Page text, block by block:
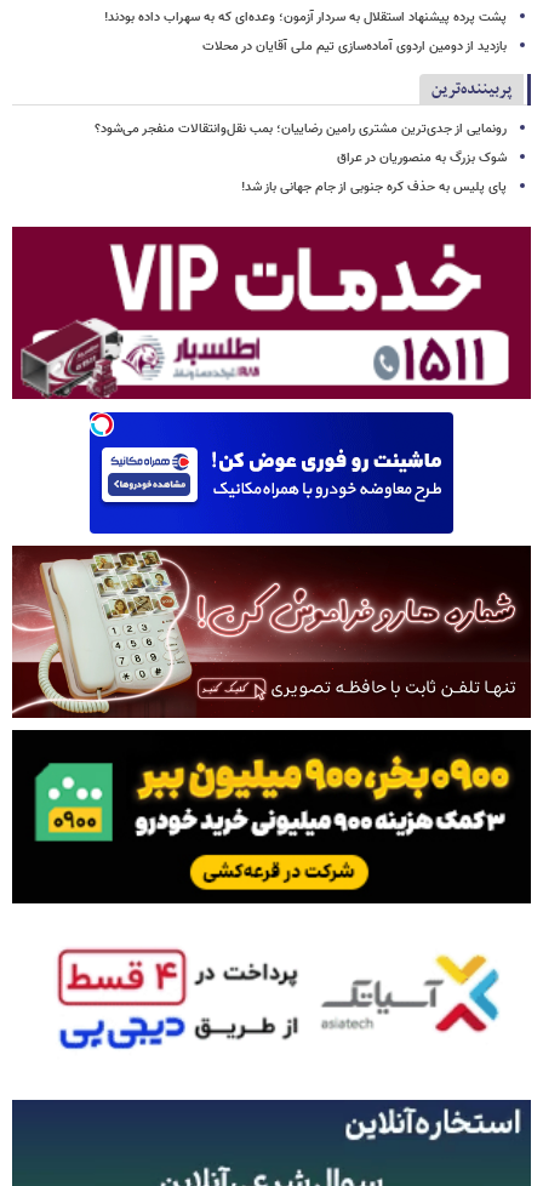
پشت پرده پیشنهاد استقلال به سردار آزمون؛ وعده‌ای که به سهراب داده بودند!
بازدید از دومین اردوی آماده‌سازی تیم ملی آقایان در محلات
پربیننده‌ترین
رونمایی از جدی‌ترین مشتری رامین رضاییان؛ بمب نقل‌وانتقالات منفجر می‌شود؟
شوک بزرگ به منصوریان در عراق
پای پلیس به حذف کره جنوبی از جام جهانی باز شد!